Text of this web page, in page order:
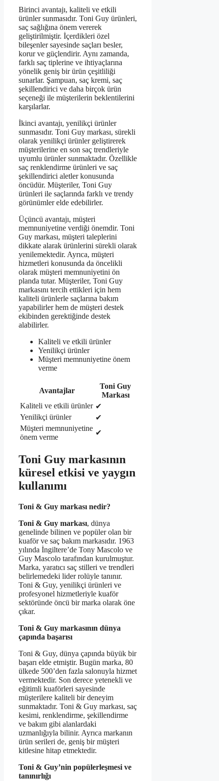
Birinci avantajı, kaliteli ve etkili
ürünler sunmasıdır. Toni Guy ürünleri,
saç sağlığına önem vererek
geliştirilmiştir. İçerdikleri özel
bileşenler sayesinde saçları besler,
korur ve güçlendirir. Aynı zamanda,
farklı saç tiplerine ve ihtiyaçlarına
yönelik geniş bir ürün çeşitliliği
sunarlar. Şampuan, saç kremi, saç
şekillendirici ve daha birçok ürün
seçeneği ile müşterilerin beklentilerini
karşılarlar.
İkinci avantajı, yenilikçi ürünler
sunmasıdır. Toni Guy markası, sürekli
olarak yenilikçi ürünler geliştirerek
müşterilerine en son saç trendleriyle
uyumlu ürünler sunmaktadır. Özellikle
saç renklendirme ürünleri ve saç
şekillendirici aletler konusunda
öncüdür. Müşteriler, Toni Guy
ürünleri ile saçlarında farklı ve trendy
görünümler elde edebilirler.
Üçüncü avantajı, müşteri
memnuniyetine verdiği önemdir. Toni
Guy markası, müşteri taleplerini
dikkate alarak ürünlerini sürekli olarak
yenilemektedir. Ayrıca, müşteri
hizmetleri konusunda da öncelikli
olarak müşteri memnuniyetini ön
planda tutar. Müşteriler, Toni Guy
markasını tercih ettikleri için hem
kaliteli ürünlerle saçlarına bakım
yapabilirler hem de müşteri destek
ekibinden gerektiğinde destek
alabilirler.
Kaliteli ve etkili ürünler
Yenilikçi ürünler
Müşteri memnuniyetine önem
verme
Avantajlar
Toni Guy
Markası
Kaliteli ve etkili ürünler ✔
Yenilikçi ürünler
✔
Müşteri memnuniyetine
önem verme
✔
Toni Guy markasının
küresel etkisi ve yaygın
kullanımı
Toni & Guy markası nedir?
Toni & Guy markası, dünya
genelinde bilinen ve popüler olan bir
kuaför ve saç bakım markasıdır. 1963
yılında İngiltere’de Tony Mascolo ve
Guy Mascolo tarafından kurulmuştur.
Marka, yaratıcı saç stilleri ve trendleri
belirlemedeki lider rolüyle tanınır.
Toni & Guy, yenilikçi ürünleri ve
profesyonel hizmetleriyle kuaför
sektöründe öncü bir marka olarak öne
çıkar.
Toni & Guy markasının dünya
çapında başarısı
Toni & Guy, dünya çapında büyük bir
başarı elde etmiştir. Bugün marka, 80
ülkede 500’den fazla salonuyla hizmet
vermektedir. Son derece yetenekli ve
eğitimli kuaförleri sayesinde
müşterilere kaliteli bir deneyim
sunmaktadır. Toni & Guy markası, saç
kesimi, renklendirme, şekillendirme
ve bakım gibi alanlardaki
uzmanlığıyla bilinir. Ayrıca markanın
ürün serileri de, geniş bir müşteri
kitlesine hitap etmektedir.
Toni & Guy’nin popülerleşmesi ve
tanınırlığı